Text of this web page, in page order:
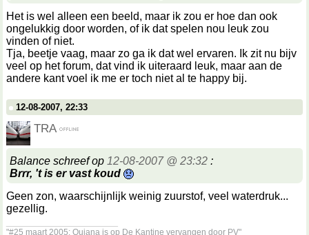
Het is wel alleen een beeld, maar ik zou er hoe dan ook
ongelukkig door worden, of ik dat spelen nou leuk zou
vinden of niet.
Tja, beetje vaag, maar zo ga ik dat wel ervaren. Ik zit nu bijv
veel op het forum, dat vind ik uiteraard leuk, maar aan de
andere kant voel ik me er toch niet al te happy bij.
12-08-2007, 22:33
TRA
Balance schreef op 12-08-2007 @ 23:32 :
Brrr, 't is er vast koud
Geen zon, waarschijnlijk weinig zuurstof, veel waterdruk...
gezellig.
"#25 maart 2005: Quiana is op De Kantine vervangen door PV"